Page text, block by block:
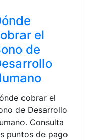
el
de
cobrar el
de Desarrollo
Consulta
puntos de pago